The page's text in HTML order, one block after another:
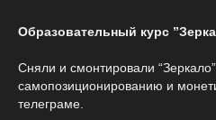
Образовательный курс
Сняли и смонтировали
самопозиционированию и
телеграме.